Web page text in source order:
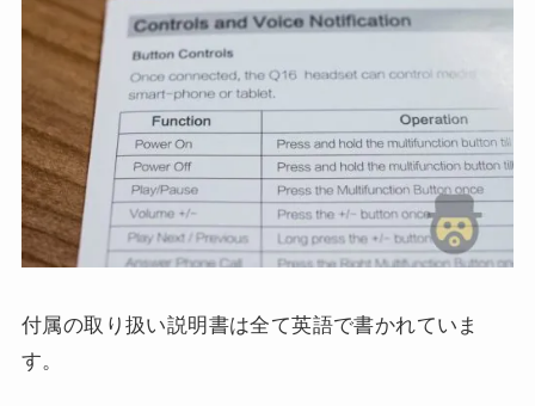
付属の取り扱い説明書は全て英語で書かれていま
す。